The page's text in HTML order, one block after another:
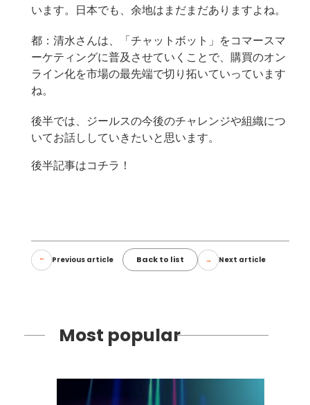
います。日本でも、余地はまだまだありますよね。
都：清水さんは、「チャットボット」をコマースマ
ーケティングに普及させていくことで、購買のオン
ライン化を市場の最先端で切り拓いていっています
ね。
後半では、ジールスの今後のチャレンジや組織につ
いてお話ししていきたいと思います。
後半記事はコチラ！
Previous article Back to list Next article
Most popular